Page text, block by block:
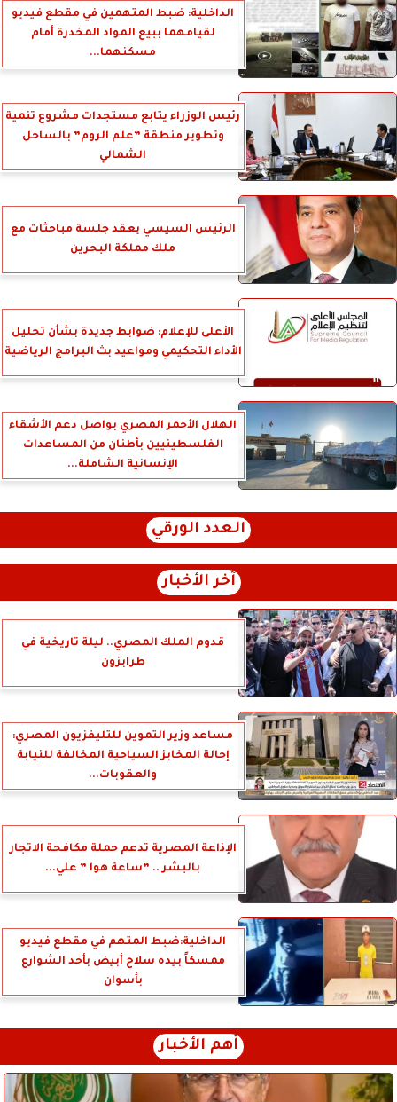
الداخلية: ضبط المتهمين في مقطع فيديو
لقيامهما ببيع المواد المخدرة أمام
مسكنهما...
رئيس الوزراء يتابع مستجدات مشروع تنمية
وتطوير منطقة ”علم الروم” بالساحل
الشمالي
الرئيس السيسي يعقد جلسة مباحثات مع
ملك مملكة البحرين
الأعلى للإعلام: ضوابط جديدة بشأن تحليل
الأداء التحكيمي ومواعيد بث البرامج الرياضية
الهلال الأحمر المصري بواصل دعم الأشقاء
الفلسطينيين بأطنان من المساعدات
الإنسانية الشاملة...
العدد الورقي
آخر الأخبار
قدوم الملك المصري.. ليلة تاريخية في
طرابزون
مساعد وزير التموين للتليفزيون المصري:
إحالة المخابز السياحية المخالفة للنيابة
والعقوبات...
الإذاعة المصرية تدعم حملة مكافحة الاتجار
بالبشر .. ”ساعة هوا ” علي...
الداخلية:ضبط المتهم في مقطع فيديو
ممسكاً بيده سلاح أبيض بأحد الشوارع
بأسوان
أهم الأخبار